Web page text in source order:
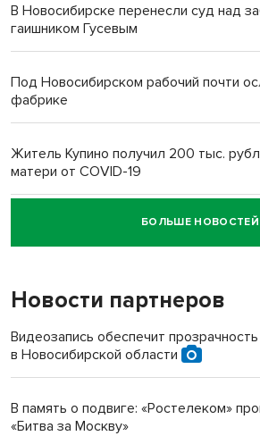
В Новосибирске перенесли суд над
гаишником Гусевым
Под Новосибирском рабочий почти
фабрике
Житель Купино получил 200 тыс.
матери от COVID-19
Новосибирский суд наказал водителя
пенсионерки на вокзале
БОЛЬШЕ НОВОСТЕЙ
Новости партнеров
Видеозапись обеспечит
в Новосибирской области
В память о подвиге: «Ростелеком»
«Битва за Москву»